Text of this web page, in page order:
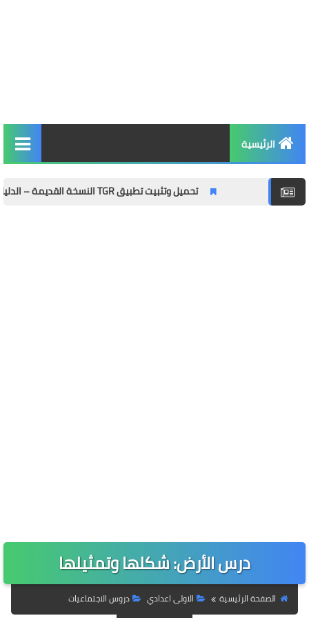
الرئيسية
تحميل وتثبيت تطبيق TGR النسخة القديمة – الدليل الشامل مع المميزات وطريقة التثبيت خطوة بخطوة
درس الأرض: شكلها وتمثيلها
الصفحة الرئيسية الاولى اعدادي
دروس الاجتماعيات